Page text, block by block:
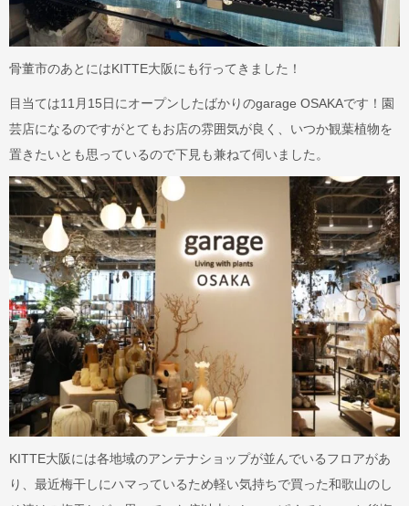
骨董市のあとにはKITTE大阪にも行ってきました！
目当ては11月15日にオープンしたばかりのgarage OSAKAです！園
芸店になるのですがとてもお店の雰囲気が良く、いつか観葉植物を
置きたいとも思っているので下見も兼ねて伺いました。
KITTE大阪には各地域のアンテナショップが並んでいるフロアがあ
り、最近梅干しにハマっているため軽い気持ちで買った和歌山のし